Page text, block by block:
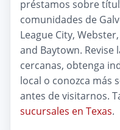
préstamos sobre
comunidades de
League City,
and Baytown. Revise
cercanas, obtenga
local o conozca más
antes de visitarnos.
sucursales en Texas.